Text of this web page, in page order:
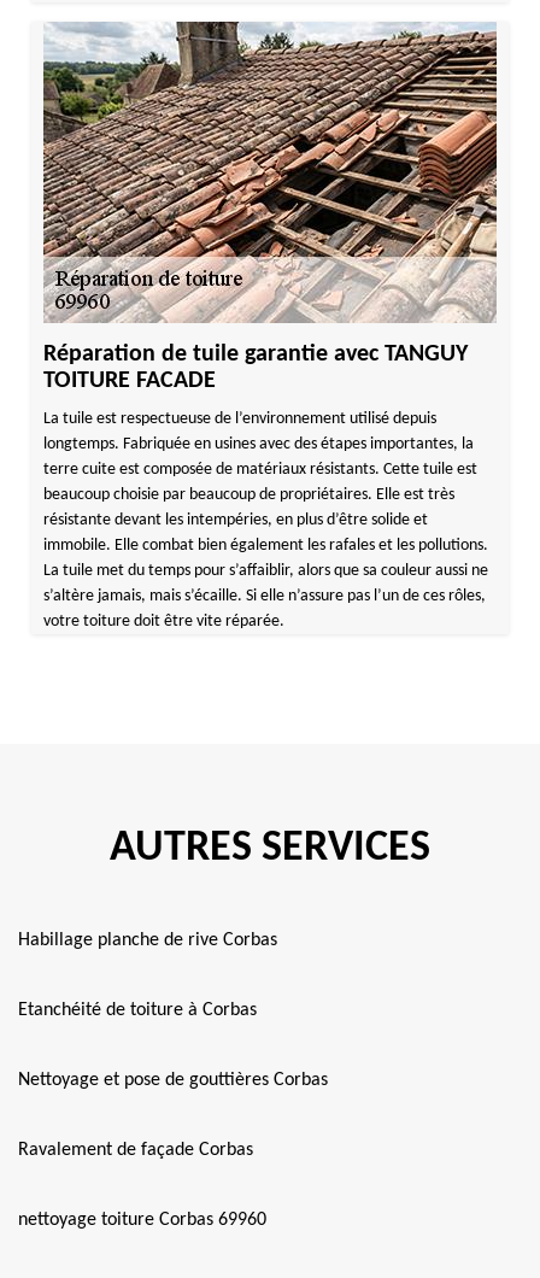
Réparation de tuile garantie avec TANGUY
TOITURE FACADE
La tuile est respectueuse de l’environnement utilisé depuis
longtemps. Fabriquée en usines avec des étapes importantes, la
terre cuite est composée de matériaux résistants. Cette tuile est
beaucoup choisie par beaucoup de propriétaires. Elle est très
résistante devant les intempéries, en plus d’être solide et
immobile. Elle combat bien également les rafales et les pollutions.
La tuile met du temps pour s’affaiblir, alors que sa couleur aussi ne
s’altère jamais, mais s’écaille. Si elle n’assure pas l’un de ces rôles,
votre toiture doit être vite réparée.
AUTRES SERVICES
Habillage planche de rive Corbas
Etanchéité de toiture à Corbas
Nettoyage et pose de gouttières Corbas
Ravalement de façade Corbas
nettoyage toiture Corbas 69960